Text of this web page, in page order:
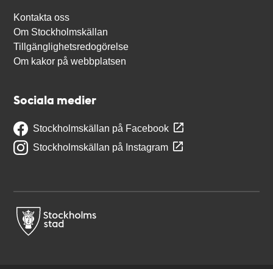
Kontakta oss
Om Stockholmskällan
Tillgänglighetsredogörelse
Om kakor på webbplatsen
Sociala medier
Stockholmskällan på Facebook
Stockholmskällan på Instagram